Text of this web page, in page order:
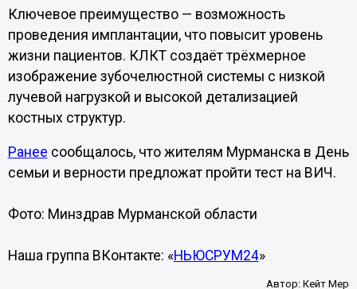
Ключевое преимущество — возможность
проведения имплантации, что повысит уровень
жизни пациентов. КЛКТ создаёт трёхмерное
изображение зубочелюстной системы с низкой
лучевой нагрузкой и высокой детализацией
костных структур.
Ранее сообщалось, что жителям Мурманска в День
семьи и верности предложат пройти тест на ВИЧ.
Фото: Минздрав Мурманской области
Наша группа ВКонтакте: «НЬЮСРУМ24»
Автор:Кейт Мер